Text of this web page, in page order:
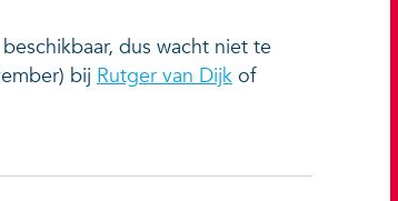
dus wacht niet te
bij Rutger van Dijk of